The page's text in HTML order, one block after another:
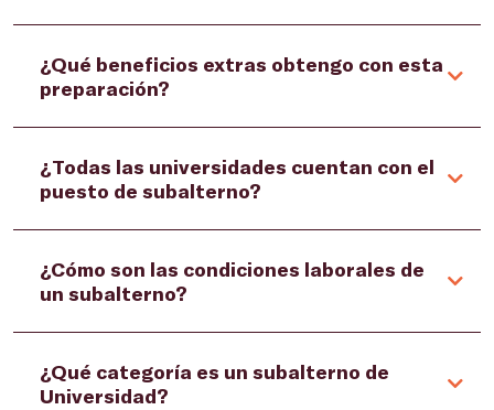
¿Qué beneficios extras obtengo con esta
preparación?
¿Todas las universidades cuentan con el
puesto de subalterno?
¿Cómo son las condiciones laborales de
un subalterno?
¿Qué categoría es un subalterno de
Universidad?